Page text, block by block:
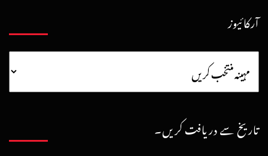
آرکائیوز
تاریخ سے دریافت کریں۔